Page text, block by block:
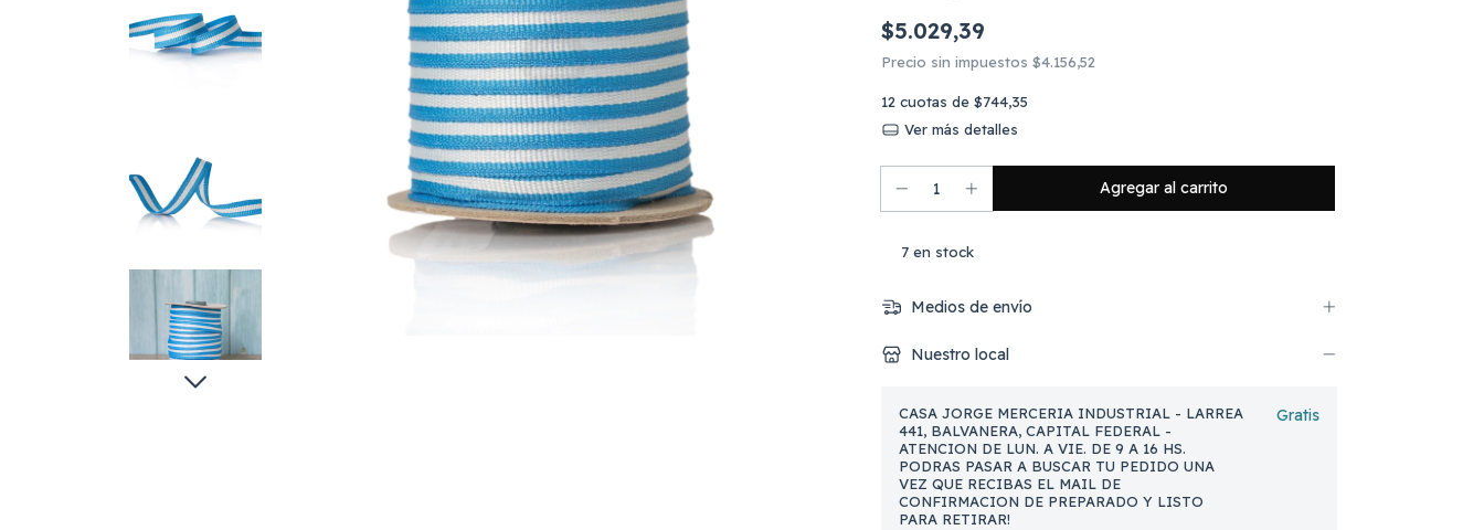
$5.029,39
Precio sin impuestos $4.156,52
12 cuotas de $744,35
Ver más detalles
7en stock
Medios de envío
Nuestro local
CASA JORGE MERCERIA INDUSTRIAL - LARREA
441, BALVANERA, CAPITAL FEDERAL -
ATENCION DE LUN. A VIE. DE 9 A 16 HS.
PODRAS PASAR A BUSCAR TU PEDIDO UNA
VEZ QUE RECIBAS EL MAIL DE
CONFIRMACION DE PREPARADO Y LISTO
PARA RETIRAR!
Gratis